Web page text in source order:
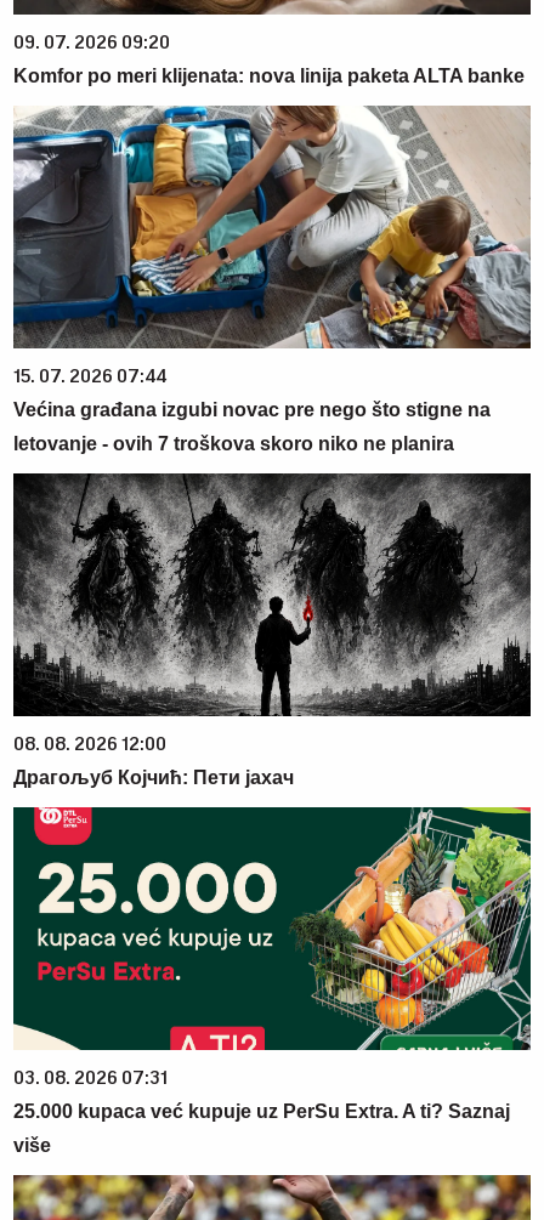
09. 07. 2026 09:20
Komfor po meri klijenata: nova linija paketa ALTA banke
15. 07. 2026 07:44
Većina građana izgubi novac pre nego što stigne na
letovanje - ovih 7 troškova skoro niko ne planira
08. 08. 2026 12:00
Драгољуб Којчић: Пети јахач
03. 08. 2026 07:31
25.000 kupaca već kupuje uz PerSu Extra. A ti? Saznaj
više